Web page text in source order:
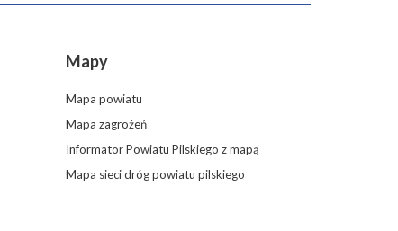
Mapy
Mapa powiatu
Mapa zagrożeń
Informator Powiatu Pilskiego z mapą
Mapa sieci dróg powiatu pilskiego